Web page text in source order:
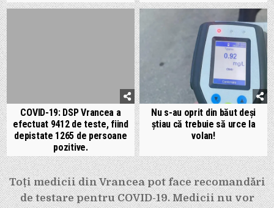
COVID-19: DSP Vrancea a
efectuat 9412 de teste, fiind
depistate 1265 de persoane
pozitive.
Nu s-au oprit din băut deși
știau că trebuie să urce la
volan!
Navigare
în
Toți medicii din Vrancea pot face recomandări
de testare pentru COVID-19. Medicii nu vor